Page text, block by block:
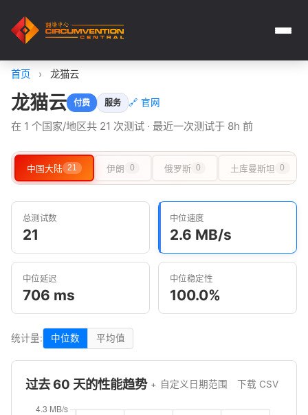
首页 › 龙猫云
龙猫云 付费 服务 🔗 官网
在 1 个国家/地区共 21 次测试 · 最近一次测试于 8h 前
中国大陆 21 伊朗 0 俄罗斯 0 土库曼斯坦 0
总测试数
21
中位速度
2.6 MB/s
中位延迟
706 ms
中位稳定性
100.0%
统计量: 中位数 平均值
过去 60 天的性能趋势 自定义日期范围 下载 CSV